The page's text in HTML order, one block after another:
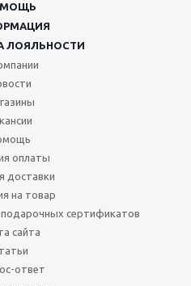
ЛОЯЛЬНОСТИ
оплаты
доставки
на товар
подарочных сертификатов
сайта
ответ